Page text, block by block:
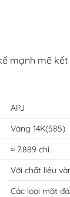
mạnh mẽ
APJ
Vàng 14K(585)
≈ 7.889 chỉ
Với chất liệu
Các loại mặt